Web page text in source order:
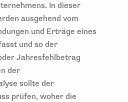
In dieser
ausgehend vom
und Erträge eines
und so der
Jahresfehlbetrag
der
sollte der
prüfen, woher die